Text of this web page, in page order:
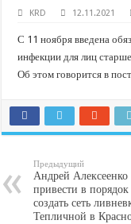
В городах и районах
Стартовал прием заявок
KRD 12.11.2021
С 11 ноября введена
инфекции для лиц
Об этом говорится в
Предыдущий
Андрей Алексеенко
привести в
создать сеть
Тепличной в